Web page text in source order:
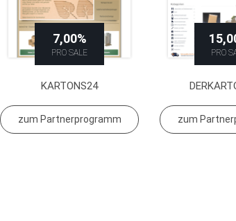
7,00%
PRO SALE
KARTONS24
zum Partnerprogramm
PRO
zum